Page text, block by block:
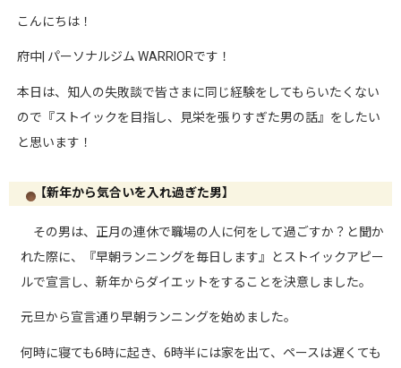
こんにちは！
府中| パーソナルジム WARRIORです！
本日は、知人の失敗談で皆さまに同じ経験をしてもらいたくない
ので 『ストイックを目指し、見栄を張りすぎた男の話』をしたい
と思います！
【新年から気合いを入れ過ぎた男】
その男は、正月の連休で職場の人に何をして過ごすか？と聞か
れた際に、『早朝ランニングを毎日します』とストイックアピー
ルで宣言し、新年からダイエットをすることを決意しました。
元旦から宣言通り早朝ランニングを始めました。
何時に寝ても6時に起き、 6時半には家を出て、ペースは遅くても